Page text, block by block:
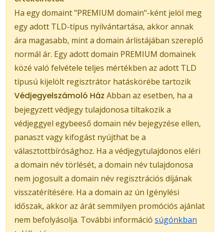
Ha egy domaint "PREMIUM domain"-ként jelöl meg
egy adott TLD-típus nyilvántartása, akkor annak
ára magasabb, mint a domain árlistájában szereplő
normál ár. Egy adott domain PREMIUM domainek
közé való felvétele teljes mértékben az adott TLD
típusú kijelölt regisztrátor hatáskörébe tartozik
Védjegyelszámoló Ház Abban az esetben, ha a
bejegyzett védjegy tulajdonosa tiltakozik a
védjeggyel egybeeső domain név bejegyzése ellen,
panaszt vagy kifogást nyújthat be a
választottbírósághoz. Ha a védjegytulajdonos eléri
a domain név törlését, a domain név tulajdonosa
nem jogosult a domain név regisztrációs díjának
visszatérítésére. Ha a domain az ún Igénylési
időszak, akkor az árát semmilyen promóciós ajánlat
nem befolyásolja. További információ súgónkban